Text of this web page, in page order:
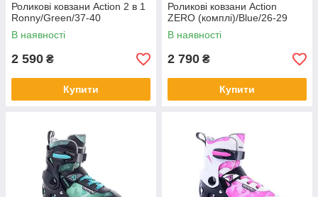
Роликові ковзани Action 2 в 1
Ronny/Green/37-40
В наявності
2 590 ₴
Купити
Роликові ковзани Action
ZERO (комплі)/Blue/26-29
В наявності
2 790 ₴
Купити